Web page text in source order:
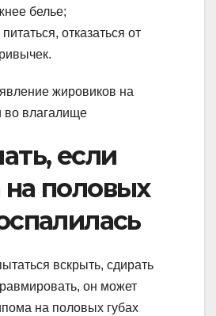
белье;
отказаться от
если
половых
вскрыть, сдирать
он может
на половых губах